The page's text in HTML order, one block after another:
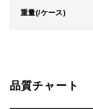
重量(/ケース)
品質チャート